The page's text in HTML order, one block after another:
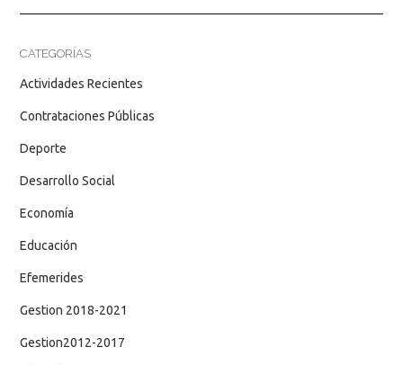
CATEGORÍAS
Actividades Recientes
Contrataciones Públicas
Deporte
Desarrollo Social
Economía
Educación
Efemerides
Gestion 2018-2021
Gestion2012-2017